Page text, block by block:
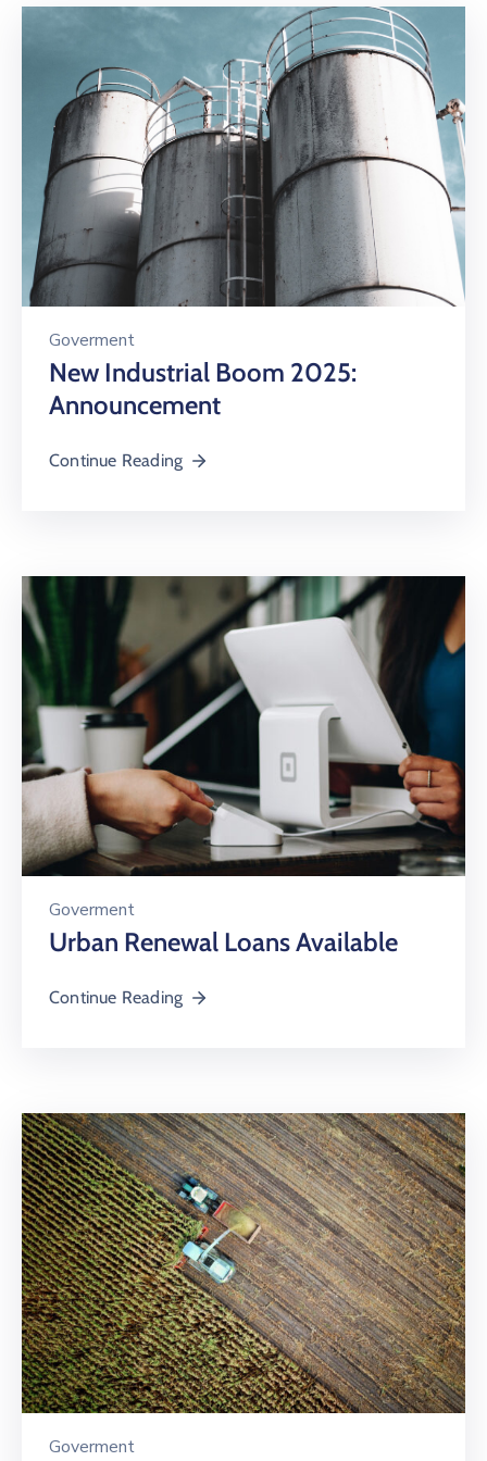
Goverment
New Industrial Boom 2025:
Announcement
Continue Reading
Goverment
Urban Renewal Loans Available
Continue Reading
Goverment